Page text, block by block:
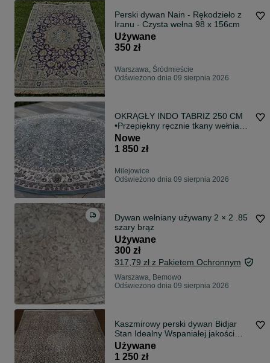
Perski dywan Nain - Rękodzieło z
Iranu - Czysta wełna 98 x 156cm
Używane
350 zł
Warszawa, Śródmieście
Odświeżono dnia 09 sierpnia 2026
OKRĄGŁY INDO TABRIZ 250 CM
•Przepiękny ręcznie tkany wełniany
dywan. Ponadczasowy wzór
Nowe
1 850 zł
Milejowice
Odświeżono dnia 09 sierpnia 2026
Dywan wełniany używany 2 × 2 .85
szary brąz
Używane
300 zł
317,79 zł z Pakietem Ochronnym
Warszawa, Bemowo
Odświeżono dnia 09 sierpnia 2026
Kaszmirowy perski dywan Bidjar
Stan Idealny Wspaniałej jakości
180x250
Używane
1 250 zł